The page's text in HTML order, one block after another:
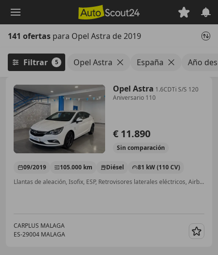
principal
141 ofertas para Opel Astra de 2019
Filtrar 5 Opel Astra España Año
Opel Astra 1.6CDTi S/S 120
Aniversario 110
€ 11.890
Sin comparación
09/2019 105.000 km Diésel
81 kW (110 CV)
Llantas de aleación, Isofix, ESP, Retrovisores laterales eléctricos, Airbags laterales, Cierre centralizado
CARPLUS MALAGA
ES-29004 MALAGA